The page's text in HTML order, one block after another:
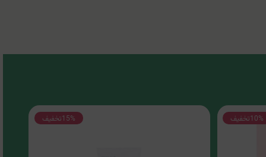
10%تخفیف 15%تخفیف